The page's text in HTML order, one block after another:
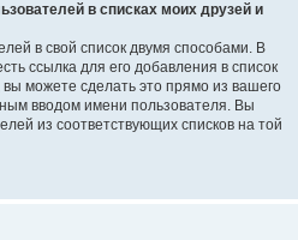
в списках моих друзей и
в свой список двумя способами. В
ссылка для его добавления в список
вы можете сделать это прямо из вашего
вводом имени пользователя. Вы
из соответствующих списков на той